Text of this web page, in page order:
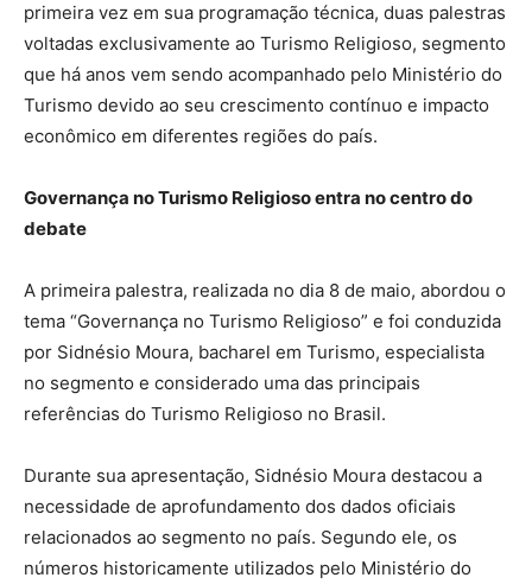
primeira vez em sua programação técnica, duas palestras
voltadas exclusivamente ao Turismo Religioso, segmento
que há anos vem sendo acompanhado pelo Ministério do
Turismo devido ao seu crescimento contínuo e impacto
econômico em diferentes regiões do país.
Governança no Turismo Religioso entra no centro do
debate
A primeira palestra, realizada no dia 8 de maio, abordou o
tema “Governança no Turismo Religioso” e foi conduzida
por Sidnésio Moura, bacharel em Turismo, especialista
no segmento e considerado uma das principais
referências do Turismo Religioso no Brasil.
Durante sua apresentação, Sidnésio Moura destacou a
necessidade de aprofundamento dos dados oficiais
relacionados ao segmento no país. Segundo ele, os
números historicamente utilizados pelo Ministério do